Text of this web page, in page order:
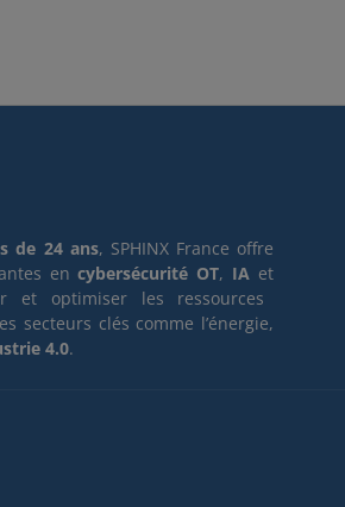
de 24 ans, SPHINX France offre
encybersécurité OT, IA et
et optimiser les ressources
secteurs clés comme l’énergie,
4.0.